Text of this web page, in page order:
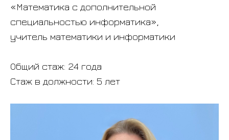
«Математика с дополнительной
специальностью информатика»,
учитель математики и информатики
Общий стаж: 24 года
Стаж в должности: 5 лет